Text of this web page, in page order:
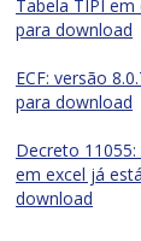
Tabela TIPI
para download
ECF: versão
para download
Decreto
em excel já
download